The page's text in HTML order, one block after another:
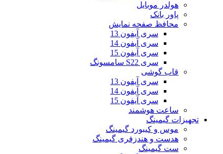
هولدر موبایل
پاور بانک
محافظ صفحه نمایش
سری آیفون 13
سری آیفون 14
سری آیفون 15
سری S22 سامسونگ
قاب گوشی
سری آیفون 13
سری آیفون 14
سری آیفون 15
ساعت هوشمند
تجهیزات گیمینگ
موس و کیبورد گیمینگ
هدست و هندزفری گیمینگ
ست گیمینگ